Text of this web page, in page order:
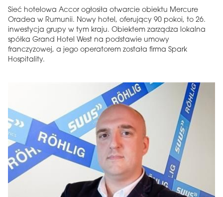
Sieć hotelowa Accor ogłosiła otwarcie obiektu Mercure
Oradea w Rumunii. Nowy hotel, oferujący 90 pokoi, to 26.
inwestycja grupy w tym kraju. Obiektem zarządza lokalna
spółka Grand Hotel West na podstawie umowy
franczyzowej, a jego operatorem została firma Spark
Hospitality.